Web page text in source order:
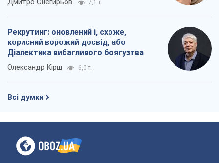
7,1 т.
Рекрутинг: оновлений і, схоже,
корисний ворожий досвід, або
Діалектика вибагливого боягузтва
Олександр Кірш 6,0 т.
Всі думки